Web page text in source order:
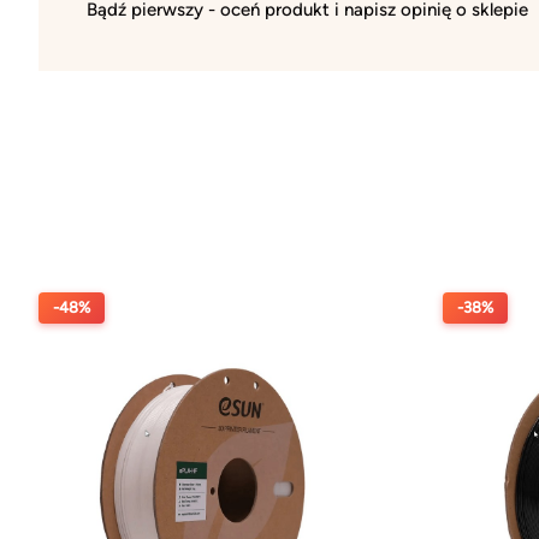
Bądź pierwszy - oceń produkt i napisz opinię o sklepie
-48% -38%